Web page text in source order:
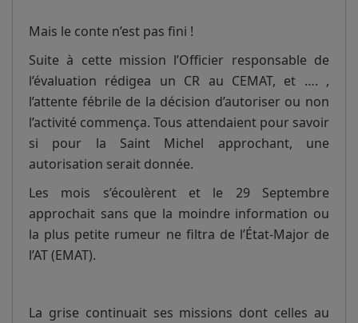
Mais le conte n’est pas fini !
Suite à cette mission l’Officier responsable de
l’évaluation rédigea un CR au CEMAT, et …. ,
l’attente fébrile de la décision d’autoriser ou non
l’activité commença. Tous attendaient pour savoir
si pour la Saint Michel approchant, une
autorisation serait donnée.
Les mois s’écoulèrent et le 29 Septembre
approchait sans que la moindre information ou
la plus petite rumeur ne filtra de l’État-Major de
l’AT (EMAT).
La grise continuait ses missions dont celles au